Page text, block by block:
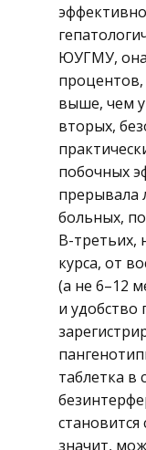
ЮУГМУ, она
процентов,
выше, чем
вторых,
побочных
прерывала
больных,
В-третьих,
курса, от
(а не 6–12
и удобство
таблетка в
значит,